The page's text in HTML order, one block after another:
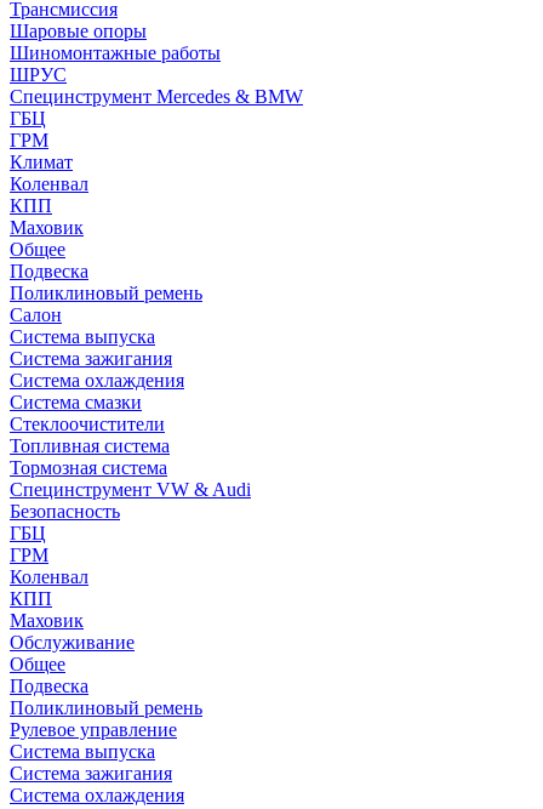
Трансмиссия
Шаровые опоры
Шиномонтажные работы
ШРУС
Специнструмент Mercedes & BMW
ГБЦ
ГРМ
Климат
Коленвал
КПП
Маховик
Общее
Подвеска
Поликлиновый ремень
Салон
Система выпуска
Система зажигания
Система охлаждения
Система смазки
Стеклоочистители
Топливная система
Тормозная система
Специнструмент VW & Audi
Безопасность
ГБЦ
ГРМ
Коленвал
КПП
Маховик
Обслуживание
Общее
Подвеска
Поликлиновый ремень
Рулевое управление
Система выпуска
Система зажигания
Система охлаждения